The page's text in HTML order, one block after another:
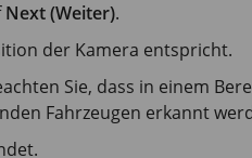
Next (Weiter).
der Kamera entspricht.
Sie, dass in einem
Fahrzeugen erkannt